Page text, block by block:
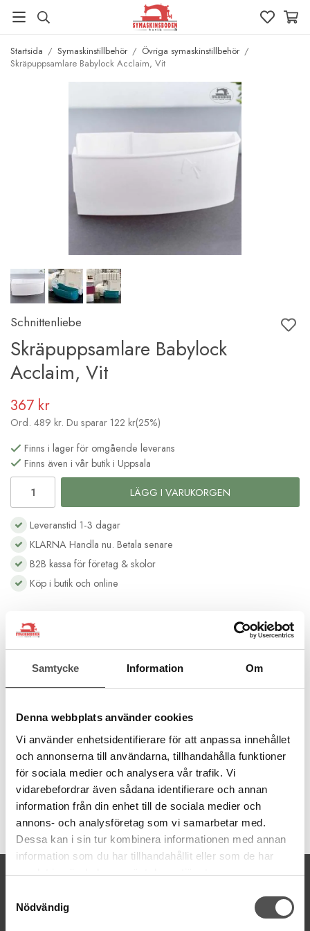
Samtycke Information Om
Denna webbplats använder cookies
Vi använder enhetsidentifierare för att anpassa innehållet
och annonserna till användarna, tillhandahålla funktioner
för sociala medier och analysera vår trafik. Vi
vidarebefordrar även sådana identifierare och annan
information från din enhet till de sociala medier och
annons- och analysföretag som vi samarbetar med.
Dessa kan i sin tur kombinera informationen med annan
information som du har tillhandahållit eller som de har
samlat in när du har använt deras tjänster.
Nödvändig
Startsida / Symaskinstillbehör / Övriga symaskinstillbehör /
Skräpuppsamlare Babylock Acclaim, Vit
Schnittenliebe
Skräpuppsamlare Babylock
Acclaim, Vit
367 kr
Ord. 489 kr. Du sparar 122 kr(25%)
Finns i lager för omgående leverans
Finns även i vår butik i Uppsala
LÄGG I VARUKORGEN
Leveranstid 1-3 dagar
KLARNA Handla nu. Betala senare
B2B kassa för företag & skolor
Köp i butik och online
Skräpuppsamlare till Babylock Acclaim, Vit
En 3D-printad skräpuppsamlare från Schnittenliebe som lätt
Skräpkorgen är tillverkad i Tyskland och finns i flera läckra
färger! Utsidan pryds av en diskret och söt rosett. Perfekt om du
vill ha ordning i syrummet.
Mått L:18 cm B:9,5 cm H:9,5 cm
Artikelnummer:
skuaw
KONTAKTA OSS
Mailsvar inom 24 timmar